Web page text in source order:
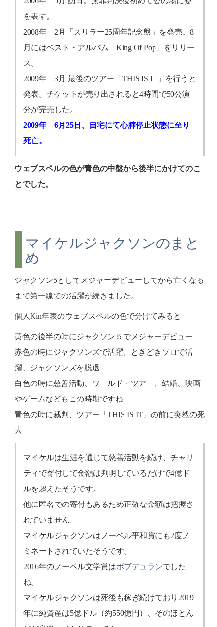
を表す。
2008年 2月「スリラー25周年記念盤」を発売。8
月にはベスト・アルバム「King Of Pop」をリリー
ス。
2009年 3月 最後のツアー「THIS IS IT」を行うと
発表。チケットが売り出されると4時間で50公演
分が完売した。
2009年 6月25日、自宅にて心肺停止状態に至り
死亡。
ウェブスペルの色が青色の中盤から後半にかけてのこ
とでした。
マイケルジャクソンのまと
め
ジャクソン5としてメジャーデビューしてから亡くなる
まで第一線での活躍が続きました。
個人Kin年表のウェブスペルの色で分けてみると
黄色の後半の時にジャクソン５でメジャーデビュー
赤色の時にジャクソンズで活躍、ときどきソロで活
躍、ジャクソンズを脱退
白色の時に慈善活動、ワールド・ツアー、結婚、映画
やゲームなどもこの時期ですね
青色の時に裁判、ツアー「THIS IS IT」の前に突然の死
去
マイケルは生涯を通じて慈善活動を続け、チャリ
ティで寄付して金額は判明しているだけで4億ド
ルを超えたそうです。
他に匿名での寄付もあるため正確な金額は把握さ
れていません。
マイケルジャクソンはノーベル平和賞にも2度ノ
ミネートされていたそうです。
2016年のノーベル文学賞はボブデュランでした
ね。
マイケルジャクソンは死後も稼ぎ続けており2019
年に純資産は5億ドル（約550億円）、そのほとん